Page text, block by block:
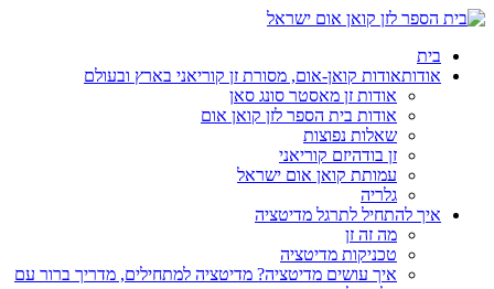
בית
אודותאודות קואן-אום, מסורת זן קוריאני בארץ ובעולם
אודות זן מאסטר סונג סאן
אודות בית הספר לזן קואן אום
שאלות נפוצות
זן בודהיזם קוריאני
עמותת קואן אום ישראל
גלריה
איך להתחיל לתרגל מדיטציה
מה זה זן
טכניקות מדיטציה
איך עושים מדיטציה? מדיטציה למתחילים, מדריך ברור עם